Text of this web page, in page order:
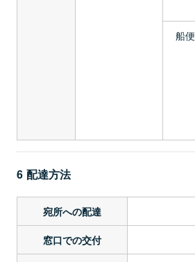
船便
6 配達方法
宛所への配達
窓口での交付